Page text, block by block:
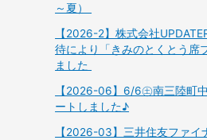
～夏）
【2026-2】株式会社
待により「きみのとくとう席
ました
【2026-06】6/6㊏南三陸町
ートしました♪
【2026-03】三井住友ファイ